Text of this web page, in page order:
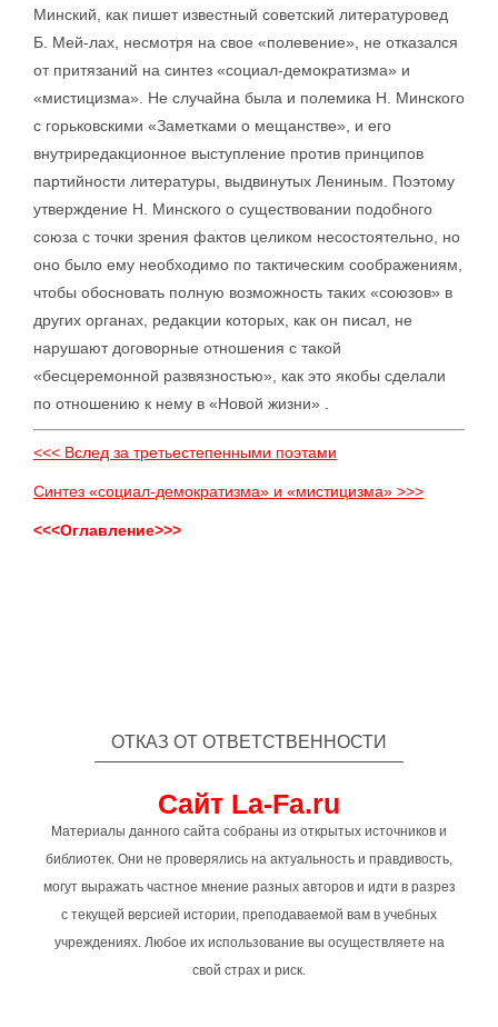
Минский, как пишет известный советский литературовед
Б. Мей-лах, несмотря на свое «полевение», не отказался
от притязаний на синтез «социал-демократизма» и
«мистицизма». Не случайна была и полемика Н. Минского
с горьковскими «Заметками о мещанстве», и его
внутриредакционное выступление против принципов
партийности литературы, выдвинутых Лениным. Поэтому
утверждение Н. Минского о существовании подобного
союза с точки зрения фактов целиком несостоятельно, но
оно было ему необходимо по тактическим соображениям,
чтобы обосновать полную возможность таких «союзов» в
других органах, редакции которых, как он писал, не
нарушают договорные отношения с такой
«бесцеремонной развязностью», как это якобы сделали
по отношению к нему в «Новой жизни» .
<<< Вслед за третьестепенными поэтами
Синтез «социал-демократизма» и «мистицизма» >>>
<<<Оглавление>>>
ОТКАЗ ОТ ОТВЕТСТВЕННОСТИ
Сайт La-Fa.ru
Материалы данного сайта собраны из открытых источников и
библиотек. Они не проверялись на актуальность и правдивость,
могут выражать частное мнение разных авторов и идти в разрез
с текущей версией истории, преподаваемой вам в учебных
учреждениях. Любое их использование вы осуществляете на
свой страх и риск.